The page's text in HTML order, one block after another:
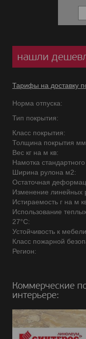
нашли
Тарифы на доставку
Норма отпуска:
Тип покрытия:
Класс покрытия:
Толщина покрытия
Вес кг на м кв:
Намотка
Ширина рулона м2:
Остаточная
Изменение линейных
Истираемость г на м
Использование
27°C:
Устойчивость к
Класс пожарной
Регион:
Коммерческие
интерьере: